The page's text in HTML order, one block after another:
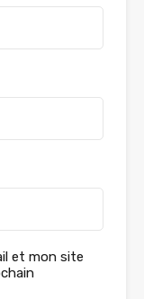
et mon site